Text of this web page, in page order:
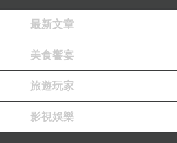
，都能在這邊找到完美符
最新文章
美食饗宴
旅遊玩家
影視娛樂